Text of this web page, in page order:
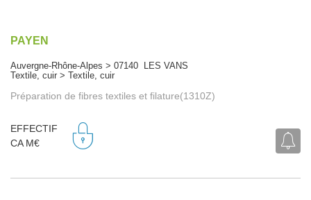
PAYEN
Auvergne-Rhône-Alpes > 07140 LES VANS
Textile, cuir > Textile, cuir
Préparation de fibres textiles et filature(1310Z)
EFFECTIF
CA M€